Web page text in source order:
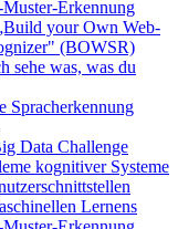
Erkennung
your Own Web-
(BOWSR)
sehe was, was du
Spracherkennung
Data Challenge
kognitiver Systeme
Lernens